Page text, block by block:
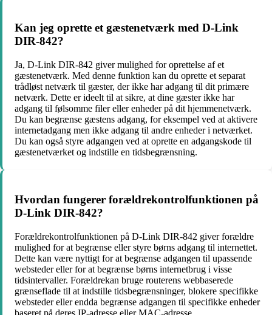
Kan jeg oprette et gæstenetværk med D-Link
DIR-842?
Ja, D-Link DIR-842 giver mulighed for oprettelse af et
gæstenetværk. Med denne funktion kan du oprette et separat
trådløst netværk til gæster, der ikke har adgang til dit primære
netværk. Dette er ideelt til at sikre, at dine gæster ikke har
adgang til følsomme filer eller enheder på dit hjemmenetværk.
Du kan begrænse gæstens adgang, for eksempel ved at aktivere
internetadgang men ikke adgang til andre enheder i netværket.
Du kan også styre adgangen ved at oprette en adgangskode til
gæstenetværket og indstille en tidsbegrænsning.
Hvordan fungerer forældrekontrolfunktionen på
D-Link DIR-842?
Forældrekontrolfunktionen på D-Link DIR-842 giver forældre
mulighed for at begrænse eller styre børns adgang til internettet.
Dette kan være nyttigt for at begrænse adgangen til upassende
websteder eller for at begrænse børns internetbrug i visse
tidsintervaller. Forældrekan bruge routerens webbaserede
grænseflade til at indstille tidsbegrænsninger, blokere specifikke
websteder eller endda begrænse adgangen til specifikke enheder
baseret på deres IP-adresse eller MAC-adresse.